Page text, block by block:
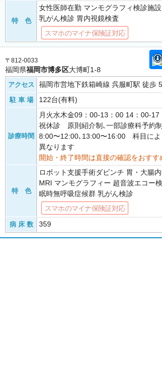
特 色
女性医師在勤 マンモグラフィ検診施
乳がん検診 胃内視鏡検査
スマホのマイナ保険証対応
〒812-0033
福岡県福岡市博多区大博町1-8
アクセス 福岡市営地下鉄箱崎線 呉服町駅 徒歩
駐 車 場 122台(有料)
診療時間
月火水木金09：00-13：00 14：00-
祝休診 原則紹介制､一部診療科予約
8:00〜12:00､13:00〜16:00 科目によ
異なります
開始・終了時間は直接の確認をおすす
特 色
ロボット支援手術ダビンチ 胃・大腸
MRI マンモグラフィー 超音波エコー
眠時無呼吸症候群 乳がん検診
スマホのマイナ保険証対応
病 床 数 359